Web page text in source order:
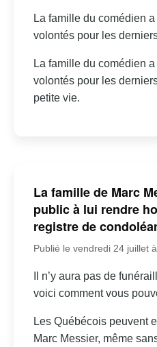
La famille du comédien
volontés pour les
La famille du comédien
volontés pour les
petite vie.
La famille de Marc
public à lui rendre
registre de
Publié le vendredi 24 juillet
Il n’y aura pas de
voici comment vous
Les Québécois peuvent
Marc Messier, même